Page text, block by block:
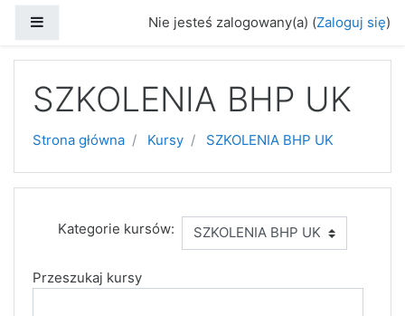
Nie jesteś zalogowany(a) (Zaloguj się)
SZKOLENIA BHP UK
Strona główna Kursy SZKOLENIA BHP UK
Kategorie kursów:
Przeszukaj kursy